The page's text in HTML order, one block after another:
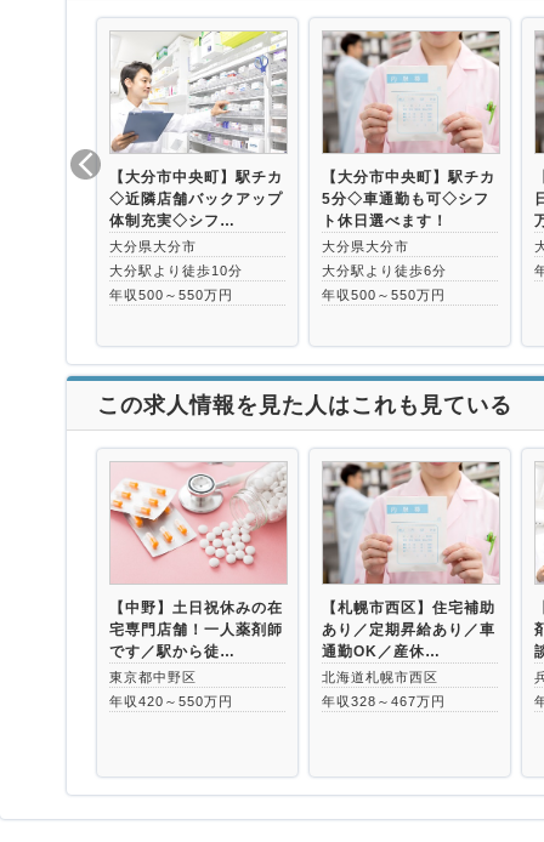
【大分市中央町】駅チカ
◇近隣店舗バックアップ
体制充実◇シフ…
大分県大分市
大分駅より徒歩10分
年収500～550万円
【大分市中央町】駅チカ
5分◇車通勤も可◇シフ
ト休日選べます！
大分県大分市
大分駅より徒歩6分
年収500～550万円
この求人情報を見た人はこれも見ている
【中野】土日祝休みの在
宅専門店舗！一人薬剤師
です／駅から徒…
東京都中野区
年収420～550万円
【札幌市西区】住宅補助
あり／定期昇給あり／車
通勤OK／産休…
北海道札幌市西区
年収328～467万円